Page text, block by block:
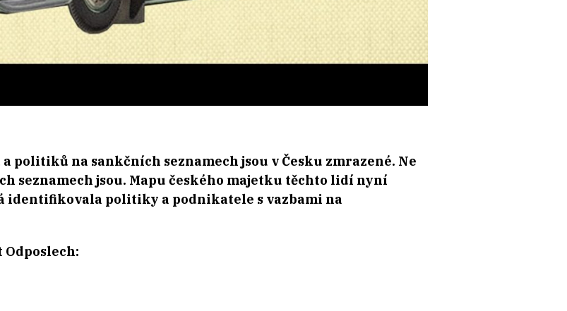
politiků na sankčních seznamech jsou v Česku zmrazené. Ne
seznamech jsou. Mapu českého majetku těchto lidí nyní
identifikovala politiky a podnikatele s vazbami na